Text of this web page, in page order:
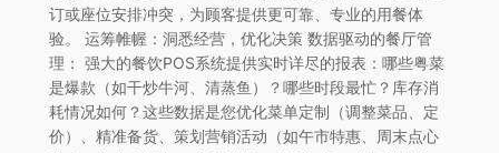
订或座位安排冲突，为顾客提供更可靠、专业的用餐体
验。 运筹帷幄：洞悉经营，优化决策 数据驱动的餐厅管
理： 强大的餐饮POS系统提供实时详尽的报表：哪些粤菜
是爆款（如干炒牛河、清蒸鱼）？哪些时段最忙？库存消
耗情况如何？这些数据是您优化菜单定制（调整菜品、定
价）、精准备货、策划营销活动（如午市特惠、周末点心